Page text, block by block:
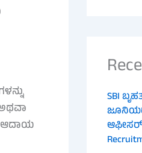
ಆದಾಯ
SBI
ಆಫೀಸರ್